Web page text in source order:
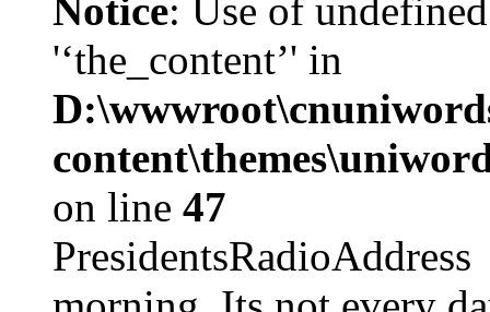
Notice: Use of
'‘the_content’' in
on line 47